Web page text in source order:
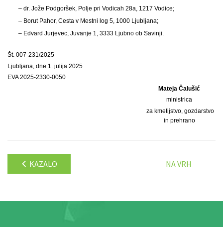
– dr. Jože Podgoršek, Polje pri Vodicah 28a, 1217 Vodice;
– Borut Pahor, Cesta v Mestni log 5, 1000 Ljubljana;
– Edvard Jurjevec, Juvanje 1, 3333 Ljubno ob Savinji.
Št. 007-231/2025
Ljubljana, dne 1. julija 2025
EVA 2025-2330-0050
Mateja Čalušić
ministrica
za kmetijstvo, gozdarstvo
in prehrano
KAZALO NA VRH